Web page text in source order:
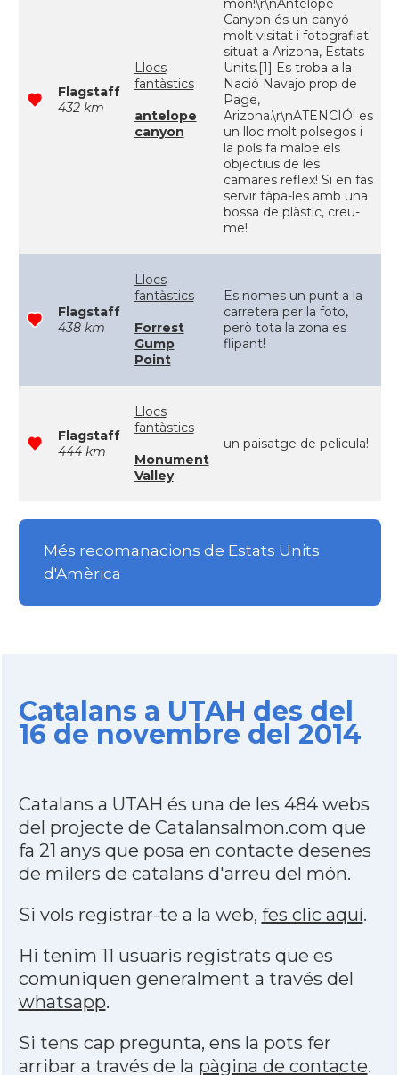
Flagstaff
432 km
Llocs
fantàstics
antelope
canyon
mon!\r\nAntelope
Canyon és un canyó
molt visitat i fotografiat
situat a Arizona, Estats
Units.[1] Es troba a la
Nació Navajo prop de
Page,
Arizona.\r\nATENCIÓ! es
un lloc molt polsegos i
la pols fa malbe els
objectius de les
camares reflex! Si en fas
servir tàpa-les amb una
bossa de plàstic, creu-
me!
Flagstaff
438 km
Llocs
fantàstics
Forrest
Gump
Point
Es nomes un punt a la
carretera per la foto,
però tota la zona es
flipant!
Flagstaff
444 km
Llocs
fantàstics
Monument
Valley
un paisatge de pelicula!
Més recomanacions de Estats Units
d'Amèrica
Catalans a UTAH des del
16 de novembre del 2014
Catalans a UTAH és una de les 484 webs
del projecte de Catalansalmon.com que
fa 21 anys que posa en contacte desenes
de milers de catalans d'arreu del món.
Si vols registrar-te a la web, fes clic aquí.
Hi tenim 11 usuaris registrats que es
comuniquen generalment a través del
whatsapp.
Si tens cap pregunta, ens la pots fer
arribar a través de la pàgina de contacte.